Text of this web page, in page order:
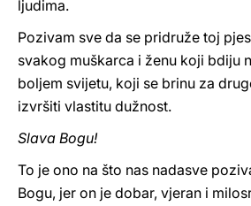
ljudima.
Pozivam sve da se pridruže toj
svakog muškarca i ženu koji bdiju
boljem svijetu, koji se brinu za
izvršiti vlastitu dužnost.
Slava Bogu!
To je ono na što nas nadasve
Bogu, jer on je dobar, vjeran i